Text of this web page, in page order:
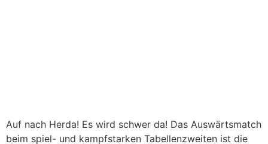
Auf nach Herda! Es wird schwer da! Das Auswärtsmatch
beim spiel- und kampfstarken Tabellenzweiten ist die